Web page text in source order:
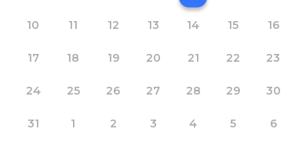
10 11 12 13 14 15 16
17 18 19 20 21 22 23
24 25 26 27 28 29 30
31 1 2 3 4 5 6